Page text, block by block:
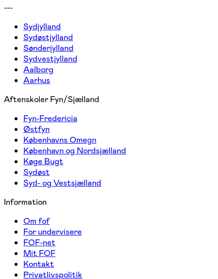
---
Sydjylland
Sydøstjylland
Sønderjylland
Sydvestjylland
Aalborg
Aarhus
Aftenskoler Fyn/Sjælland
Fyn-Fredericia
Østfyn
Københavns Omegn
København og Nordsjælland
Køge Bugt
Sydøst
Syd- og Vestsjælland
Information
Om fof
For undervisere
FOF-net
Mit FOF
Kontakt
Privatlivspolitik